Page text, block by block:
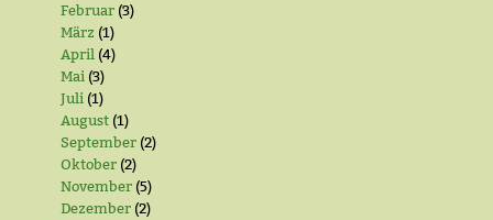
Februar (3)
März (1)
April (4)
Mai (3)
Juli (1)
August (1)
September (2)
Oktober (2)
November (5)
Dezember (2)